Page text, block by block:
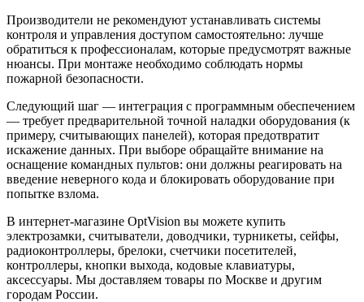
Производители не рекомендуют устанавливать системы
контроля и управления доступом самостоятельно: лучше
обратиться к профессионалам, которые предусмотрят важные
нюансы. При монтаже необходимо соблюдать нормы
пожарной безопасности.
Следующий шаг — интеграция с программным обеспечением
— требует предварительной точной наладки оборудования (к
примеру, считывающих панелей), которая предотвратит
искажение данных. При выборе обращайте внимание на
оснащение командных пультов: они должны реагировать на
введение неверного кода и блокировать оборудование при
попытке взлома.
В интернет-магазине OptVision вы можете купить
электрозамки, считыватели, доводчики, турникеты, сейфы,
радиоконтроллеры, брелоки, счетчики посетителей,
контроллеры, кнопки выхода, кодовые клавиатуры,
аксессуары. Мы доставляем товары по Москве и другим
городам России.